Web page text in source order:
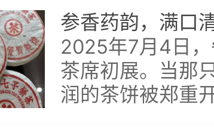
好，更显岁月沉
2025年7月4日，
茶席初展。当那
润的茶饼被郑重